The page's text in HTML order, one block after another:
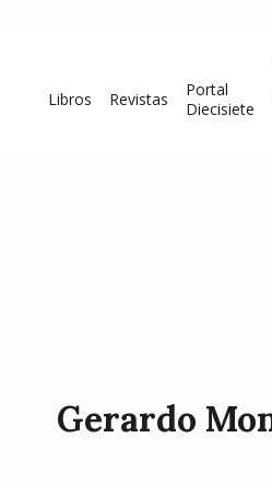
Libros Revistas
Portal
Diecisiete
Gerardo